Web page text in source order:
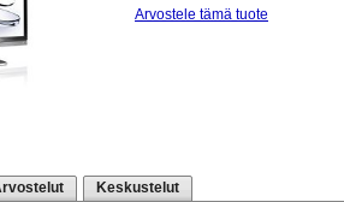
Arvostele tämä tuote
Keskustelut